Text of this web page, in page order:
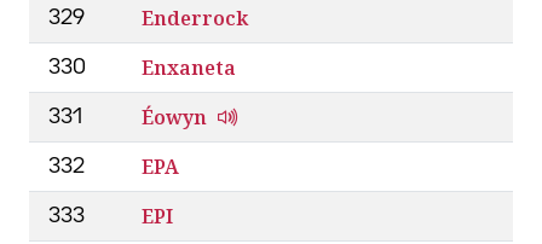
329 Enderrock
330 Enxaneta
331 Éowyn
332 EPA
333 EPI